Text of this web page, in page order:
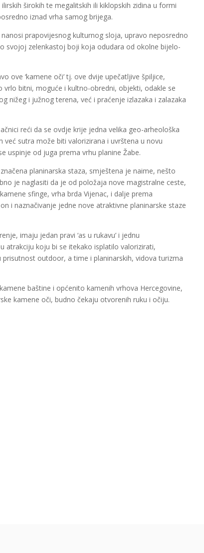
širokih te megalitskih ili kiklopskih zidina u formi
iznad vrha samog brijega.
prapovijesnog kulturnog sloja, upravo neposredno
svojoj zelenkastoj boji koja odudara od okolne bijelo-
ove ‘kamene oči’ tj. ove dvije upečatljive špiljice,
vrlo bitni, moguće i kultno-obredni, objekti, odakle se
nižeg i južnog terena, već i praćenje izlazaka i zalazaka
reći da se ovdje krije jedna velika geo-arheološka
sutra može biti valorizirana i uvrštena u novu
uspinje od juga prema vrhu planine Žabe.
planinarska staza, smještena je naime, nešto
je naglasiti da je od položaja nove magistralne ceste,
sfinge, vrha brda Vijenac, i dalje prema
i naznačivanje jedne nove atraktivne planinarske staze
imaju jedan pravi ‘as u rukavu’ i jednu
atrakciju koju bi se itekako isplatilo valorizirati,
outdoor, a time i planinarskih, vidova turizma
baštine i općenito kamenih vrhova Hercegovine,
kamene oči, budno čekaju otvorenih ruku i očiju.